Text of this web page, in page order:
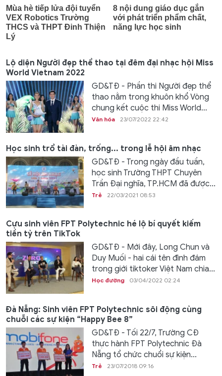
Lộ diện Người đẹp thể thao tại đêm đại nhạc hội Miss
World Vietnam 2022
GD&TĐ - Phần thi Người đẹp thể
thao nằm trong khuôn khổ Vòng
chung kết cuộc thi Miss World...
Văn hóa 23/07/2022 22:42
Học sinh trổ tài đàn, trống... trong lễ hội âm nhạc
GD&TĐ - Trong ngày đầu tuần,
học sinh Trường THPT Chuyên
Trần Đại nghĩa, TP.HCM đã được...
Trẻ 22/03/2021 08:53
Cựu sinh viên FPT Polytechnic hé lộ bí quyết kiếm
tiền tỷ trên TikTok
GD&TĐ - Mới đây, Long Chun và
Duy Muối - hai cái tên đình đám
trong giới tiktoker Việt Nam chia...
Học đường 03/04/2022 02:24
Đà Nẵng: Sinh viên FPT Polytechnic sôi động cùng
chuỗi các sự kiện “Happy Bee 8”
GD&TĐ - Tối 22/7, Trường CĐ
thực hành FPT Polytechnic Đà
Nẵng tổ chức chuổi sự kiện...
Trẻ 23/07/2018 09:16